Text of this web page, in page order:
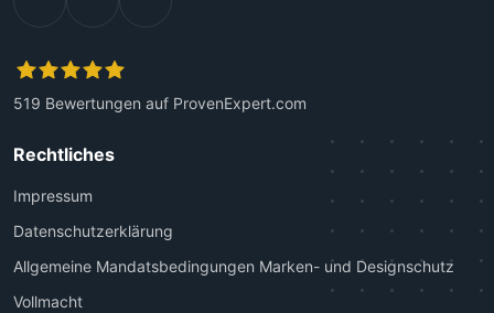
519 Bewertungen auf ProvenExpert.com
Rechtliches
Impressum
Datenschutzerklärung
Allgemeine Mandatsbedingungen Marken- und Designschutz
Vollmacht